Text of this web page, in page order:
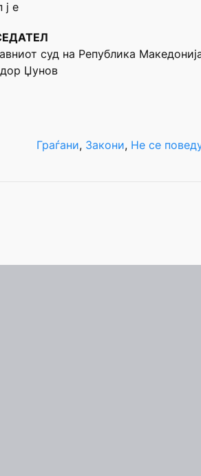
ј е
суд на Република
Џунов
Граѓани, Закони, Не се